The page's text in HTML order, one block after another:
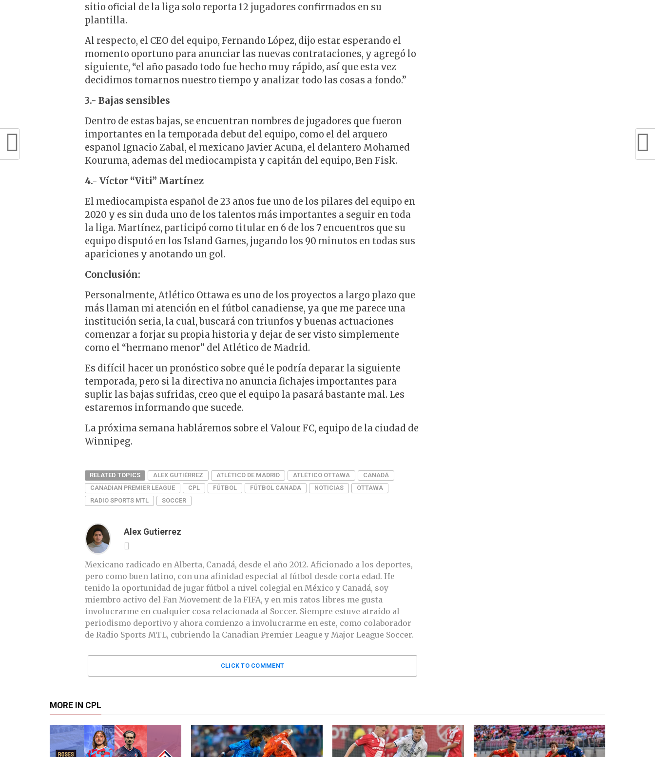
sitio oficial de la liga solo reporta 12 jugadores confirmados en su
plantilla.
Al respecto, el CEO del equipo, Fernando López, dijo estar esperando el
momento oportuno para anunciar las nuevas contrataciones, y agregó lo
siguiente, “el año pasado todo fue hecho muy rápido, así que esta vez
decidimos tomarnos nuestro tiempo y analizar todo las cosas a fondo.”
3.- Bajas sensibles
Dentro de estas bajas, se encuentran nombres de jugadores que fueron
importantes en la temporada debut del equipo, como el del arquero
español Ignacio Zabal, el mexicano Javier Acuña, el delantero Mohamed
Kouruma, ademas del mediocampista y capitán del equipo, Ben Fisk.
4.- Víctor “Viti” Martínez
El mediocampista español de 23 años fue uno de los pilares del equipo en
2020 y es sin duda uno de los talentos más importantes a seguir en toda
la liga. Martínez, participó como titular en 6 de los 7 encuentros que su
equipo disputó en los Island Games, jugando los 90 minutos en todas sus
apariciones y anotando un gol.
Conclusión:
Personalmente, Atlético Ottawa es uno de los proyectos a largo plazo que
más llaman mi atención en el fútbol canadiense, ya que me parece una
institución seria, la cual, buscará con triunfos y buenas actuaciones
comenzar a forjar su propia historia y dejar de ser visto simplemente
como el “hermano menor” del Atlético de Madrid.
Es difícil hacer un pronóstico sobre qué le podría deparar la siguiente
temporada, pero si la directiva no anuncia fichajes importantes para
suplir las bajas sufridas, creo que el equipo la pasará bastante mal. Les
estaremos informando que sucede.
La próxima semana habláremos sobre el Valour FC, equipo de la ciudad de
Winnipeg.
RELATED TOPICS ALEX GUTIÉRREZ ATLÉTICO DE MADRID ATLÉTICO OTTAWA
CANADÁ
CANADIAN PREMIER LEAGUE
CPL FÚTBOL FÚTBOL CANADA NOTICIAS
OTTAWA
RADIO SPORTS MTL
SOCCER
Alex Gutierrez
Mexicano radicado en Alberta, Canadá, desde el año 2012. Aficionado a los deportes,
pero como buen latino, con una afinidad especial al fútbol desde corta edad. He
tenido la oportunidad de jugar fútbol a nivel colegial en México y Canadá, soy
miembro activo del Fan Movement de la FIFA, y en mis ratos libres me gusta
involucrarme en cualquier cosa relacionada al Soccer. Siempre estuve atraído al
periodismo deportivo y ahora comienzo a involucrarme en este, como colaborador
de Radio Sports MTL, cubriendo la Canadian Premier League y Major League Soccer.
CLICK TO COMMENT
MORE IN CPL